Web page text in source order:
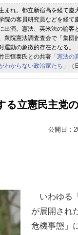
まれ。都立新宿高を経て
院の客員研究員などを経
出演。憲法、英米法の論
衆院憲法調査査会で「集
運動の象徴的存在となる
田恒泰氏との共著「 憲法の
わからない政治家たち 」（
る立憲民主党
公開日：
いわゆる
が展開され
危機事態」